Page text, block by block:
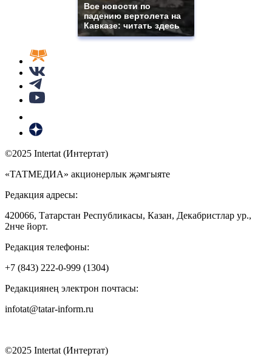
Все новости по
падению вертолета на
Кавказе: читать здесь
©2025 Intertat (Интертат)
«ТАТМЕДИА» акционерлык җәмгыяте
Редакция адресы:
420066, Татарстан Республикасы, Казан, Декабристлар ур.,
2нче йорт.
Редакция телефоны:
+7 (843) 222-0-999 (1304)
Редакциянең электрон почтасы:
infotat@tatar-inform.ru
©2025 Intertat (Интертат)